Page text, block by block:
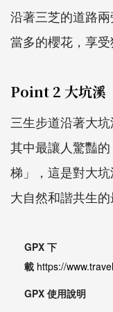
沿著三芝的道路
當多的櫻花，享受
Point 2 大坑溪
三生步道沿著大
其中最讓人驚豔
梯」，這是對大
大自然和諧共生的
GPX 下
載 https://
GPX 使用說明